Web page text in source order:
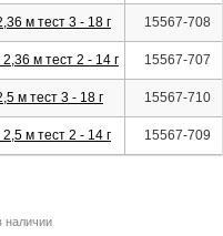
м тест 3 - 18 г 15567-708
м тест 2 - 14 г 15567-707
м тест 3 - 18 г 15567-710
м тест 2 - 14 г 15567-709
наличии